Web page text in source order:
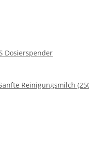
Dosierspender